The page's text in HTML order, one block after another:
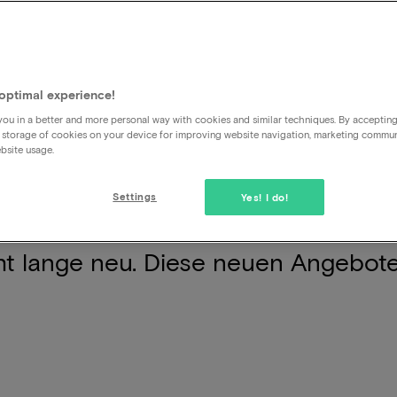
Angebot immer aktuell ist und
Auf diese Weise erfährst du
ist, dass es oft interessante
mit Wellness oder eine Nacht mit
Übersicht und buche
lange neu. Diese neuen
experience!
in a better and more personal way with cookies and similar techniques. By
of cookies on your device for improving website navigation, marketing
usage.
Yes! I do!
Settings